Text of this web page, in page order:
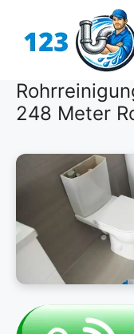
Inhalt
248 Meter